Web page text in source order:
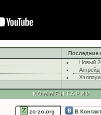
Последние
Новый
КОММЕНТАРИИ
zo-zo.org В